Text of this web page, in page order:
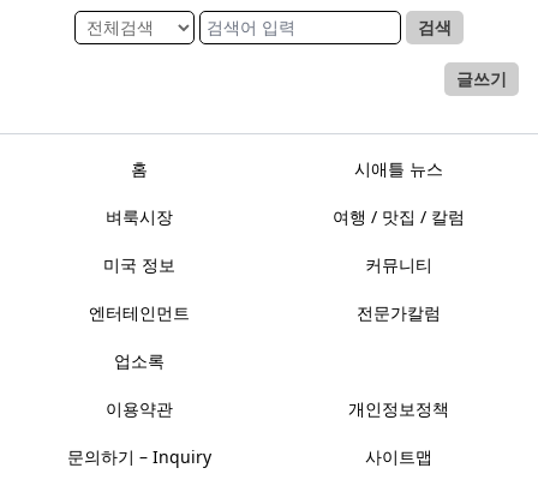
검색
글쓰기
홈 시애틀 뉴스
벼룩시장 여행 / 맛집 / 칼럼
미국 정보 커뮤니티
엔터테인먼트 전문가칼럼
업소록
이용약관 개인정보정책
문의하기 – Inquiry 사이트맵